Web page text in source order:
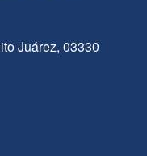
Juárez, 03330